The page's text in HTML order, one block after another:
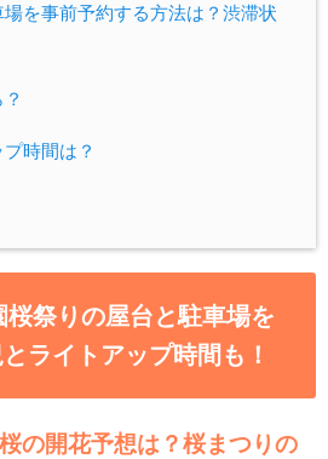
を事前予約する方法は？渋滞状
時間は？
祭りの屋台と駐車場を
ライトアップ時間も！
の開花予想は？桜まつりの